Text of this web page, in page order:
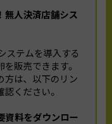
無人決済店舗シス
ステムを導入する
販売できます。
方は、以下のリン
ください。
資料をダウンロー